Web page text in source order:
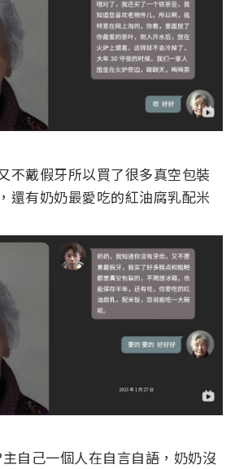
不戴假牙所以買了很多真空包裝
還有奶奶最愛吃的紅油腐乳配米
自己一個人在自言自語，奶奶沒